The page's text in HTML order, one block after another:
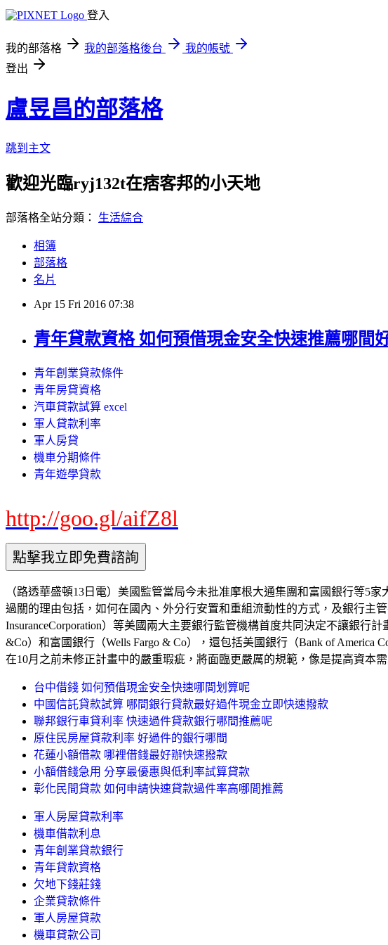
登入
我的部落格 我的部落格後台
我的帳號
登出
盧昱昌的部落格
跳到主文
歡迎光臨ryj132t在痞客邦的小天地
部落格全站分類： 生活綜合
相簿
部落格
名片
Apr 15 Fri 2016 07:38
青年貸款資格 如何預借現金安全快速推薦哪間
青年創業貸款條件
青年房貸資格
汽車貸款試算 excel
軍人貸款利率
軍人房貸
機車分期條件
青年遊學貸款
http://goo.gl/aifZ8l
（路透華盛頓13日電）美國監管當局今未批准摩根大通集團和富國銀行等5
過關的理由包括，如何在國內、外分行安置和重組流動性的方式，及銀行主
InsuranceCorporation）等美國兩大主要銀行監管機構首度共同決定不讓銀行
&Co）和富國銀行（Wells Fargo & Co），還包括美國銀行（Bank of America
在10月之前未修正計畫中的嚴重瑕疵，將面臨更嚴厲的規範，像是提高資本
台中借錢 如何預借現金安全快速哪間划算呢
中國信託貸款試算 哪間銀行貸款最好過件現金立即快速撥款
聯邦銀行車貸利率 快速過件貸款銀行哪間推薦呢
原住民房屋貸款利率 好過件的銀行哪間
花蓮小額借款 哪裡借錢最好辦快速撥款
小額借錢急用 分享最優惠與低利率試算貸款
彰化民間貸款 如何申請快速貸款過件率高哪間推薦
軍人房屋貸款利率
機車借款利息
青年創業貸款銀行
青年貸款資格
欠地下錢莊錢
企業貸款條件
軍人房屋貸款
機車貸款公司